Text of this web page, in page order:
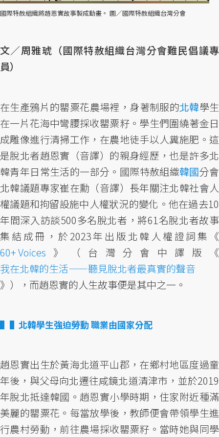
國際特赦組織將趙恩實故事製成動畫。 圖／國際特赦組織台灣分會
文／周雅琥（國際特赦組織台灣分會難民倡議專
員）
在生產鴉片的罌粟花農場裡，身著制服的北韓學生
在一片花海中彎腰採收罌粟籽。學生們圍繞著金日
成雕像進行清掃工作，在農地徒手以人糞施肥。這
是脫北者趙恩實（音譯）的親身經歷，也是許多北
韓青年日常生活的一部分。國際特赦組織韓國分會
北韓議題專家崔在勳（音譯）長年關注北韓社會人
權議題和拘留設施中人權狀況的變化。他在過去10
年間深入訪談500多名脫北者，將61名脫北者故事
集結成冊，於2023年出版北韓人權證詞集《
60+ Voices 》（台灣分會中譯版《
我在北韓的生活——聽見脫北者最真實的聲音
》），而趙恩實的人生故事便是其中之一。
▌北韓學生強迫勞動 職業由國家分配
趙恩實出生於黃海北道平山郡，在鄉村地區度過童
年後，與父母向北遷往咸鏡北道清津市，並於2019
年脫北抵達韓國。趙恩實小學時期，住家附近種滿
美麗的罌粟花。每當放學後，教師便會帶領學生進
行農村勞動，前往農場採收罌粟籽。當時她與同學